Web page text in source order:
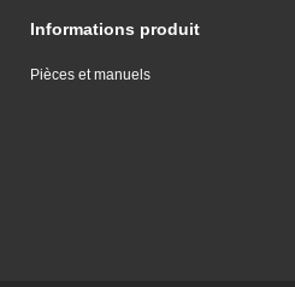
Informations produit
Pièces et manuels